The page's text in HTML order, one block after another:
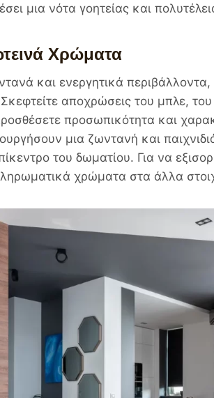
μια νότα γοητείας και
Χρώματα
και ενεργητικά
Σκεφτείτε αποχρώσεις του μπλε,
προσωπικότητα και
μια ζωντανή και
του δωματίου. Για να
χρώματα στα άλλα